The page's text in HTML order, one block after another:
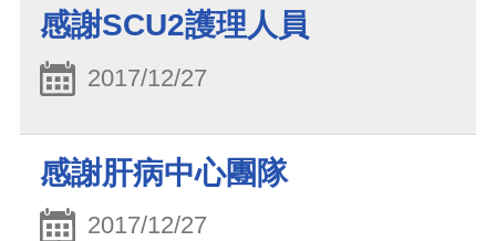
感謝SCU2護理人員
2017/12/27
感謝肝病中心團隊
2017/12/27